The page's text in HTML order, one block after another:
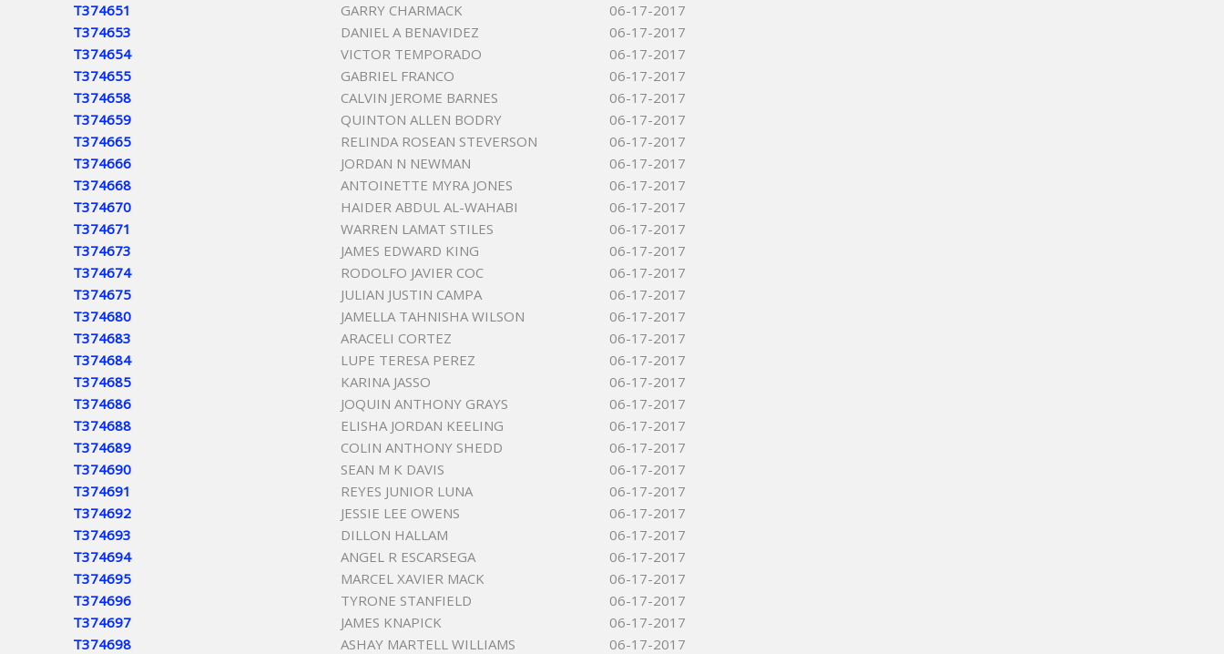
T374651
GARRY CHARMACK
06-17-2017
T374653
DANIEL A BENAVIDEZ
06-17-2017
T374654
VICTOR TEMPORADO
06-17-2017
T374655
GABRIEL FRANCO
06-17-2017
T374658
CALVIN JEROME BARNES
06-17-2017
T374659
QUINTON ALLEN BODRY
06-17-2017
T374665
RELINDA ROSEAN STEVERSON
06-17-2017
T374666
JORDAN N NEWMAN
06-17-2017
T374668
ANTOINETTE MYRA JONES
06-17-2017
T374670
HAIDER ABDUL AL-WAHABI
06-17-2017
T374671
WARREN LAMAT STILES
06-17-2017
T374673
JAMES EDWARD KING
06-17-2017
T374674
RODOLFO JAVIER COC
06-17-2017
T374675
JULIAN JUSTIN CAMPA
06-17-2017
T374680
JAMELLA TAHNISHA WILSON
06-17-2017
T374683
ARACELI CORTEZ
06-17-2017
T374684
LUPE TERESA PEREZ
06-17-2017
T374685
KARINA JASSO
06-17-2017
T374686
JOQUIN ANTHONY GRAYS
06-17-2017
T374688
ELISHA JORDAN KEELING
06-17-2017
T374689
COLIN ANTHONY SHEDD
06-17-2017
T374690
SEAN M K DAVIS
06-17-2017
T374691
REYES JUNIOR LUNA
06-17-2017
T374692
JESSIE LEE OWENS
06-17-2017
T374693
DILLON HALLAM
06-17-2017
T374694
ANGEL R ESCARSEGA
06-17-2017
T374695
MARCEL XAVIER MACK
06-17-2017
T374696
TYRONE STANFIELD
06-17-2017
T374697
JAMES KNAPICK
06-17-2017
T374698
ASHAY MARTELL WILLIAMS
06-17-2017